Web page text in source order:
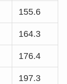
155.6
164.3
176.4
197.3